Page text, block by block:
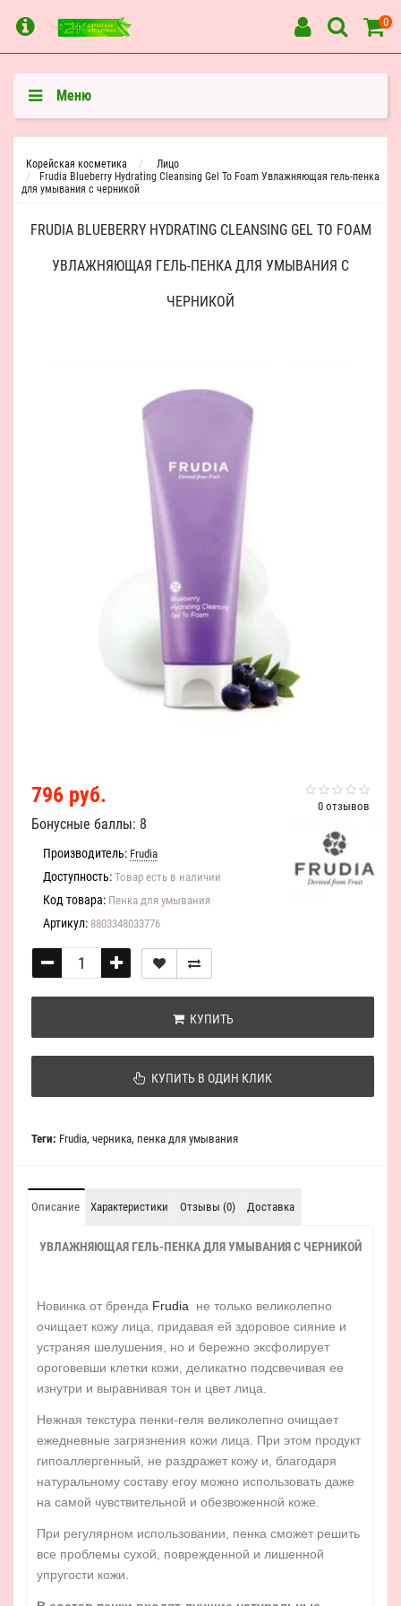
0
Меню
Корейская косметика
Лицо
Frudia Blueberry Hydrating Cleansing Gel To Foam Увлажняющая гель-пенка
для умывания с черникой
FRUDIA BLUEBERRY HYDRATING CLEANSING GEL TO FOAM
УВЛАЖНЯЮЩАЯ ГЕЛЬ-ПЕНКА ДЛЯ УМЫВАНИЯ С
ЧЕРНИКОЙ
0 отзывов
796 руб.
Бонусные баллы: 8
Производитель: Frudia
Доступность: Товар есть в наличии
Код товара: Пенка для умывания
Артикул: 8803348033776
КУПИТЬ
КУПИТЬ В ОДИН КЛИК
Теги: Frudia, черника, пенка для умывания
Описание Характеристики Отзывы (0) Доставка
УВЛАЖНЯЮЩАЯ ГЕЛЬ-ПЕНКА ДЛЯ УМЫВАНИЯ С ЧЕРНИКОЙ
Новинка от бренда Frudia
не только великолепно
очищает кожу лица, придавая ей здоровое сияние и
устраняя шелушения, но и бережно эксфолирует
ороговевши клетки кожи, деликатно подсвечивая ее
изнутри и выравнивая тон и цвет лица.
Нежная текстура пенки-геля великолепно очищает
ежедневные загрязнения кожи лица. При этом продукт
гипоаллергенный, не раздражет кожу и, благодаря
натуральному составу егоу можно использовать даже
на самой чувствительной и обезвоженной коже.
При регулярном использовании, пенка сможет решить
все проблемы сухой, поврежденной и лишенной
упругости кожи.